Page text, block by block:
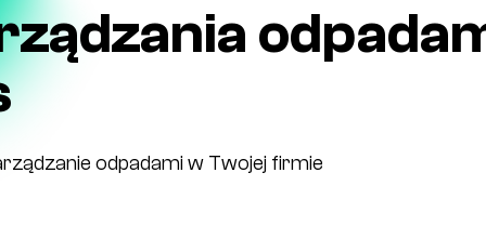
odpadami w Twojej firmie